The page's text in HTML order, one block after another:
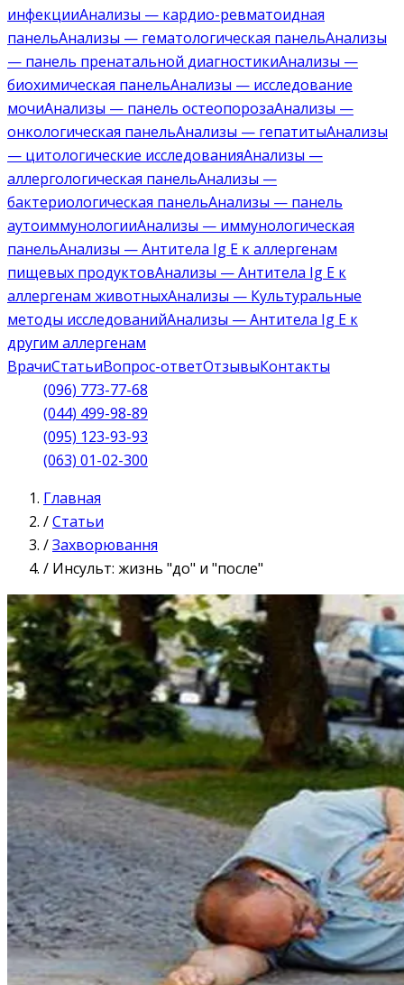
инфекцииАнализы — кардио-ревматоидная
панельАнализы — гематологическая панельАнализы
— панель пренатальной диагностикиАнализы —
биохимическая панельАнализы — исследование
мочиАнализы — панель остеопорозаАнализы —
онкологическая панельАнализы — гепатитыАнализы
— цитологические исследованияАнализы —
аллергологическая панельАнализы —
бактериологическая панельАнализы — панель
аутоиммунологииАнализы — иммунологическая
панельАнализы — Антитела Ig E к аллергенам
пищевых продуктовАнализы — Антитела Ig E к
аллергенам животныхАнализы — Культуральные
методы исследованийАнализы — Антитела Ig E к
другим аллергенам
ВрачиСтатьиВопрос-ответОтзывыКонтакты
(096) 773-77-68
(044) 499-98-89
(095) 123-93-93
(063) 01-02-300
Главная
/Статьи
/Захворювання
/ Инсульт: жизнь "до" и "после"